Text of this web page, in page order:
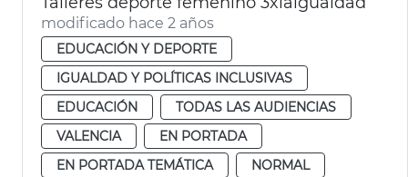
modificado hace 2 años
EDUCACIÓN Y DEPORTE
IGUALDAD Y POLÍTICAS INCLUSIVAS
EDUCACIÓN
TODAS LAS AUDIENCIAS
VALENCIA
EN PORTADA
EN PORTADA TEMÁTICA
NORMAL